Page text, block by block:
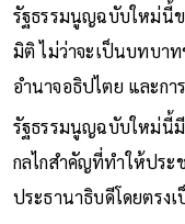
รัฐธรรมนูญฉบับใหม่นี้
มิติ ไม่ว่าจะเป็นบทบาท
อำนาจอธิปไตย และกา
รัฐธรรมนูญฉบับใหม่นี้
กลไกสำคัญที่ทำให้ประ
ประธานาธิบดีโดยตรง